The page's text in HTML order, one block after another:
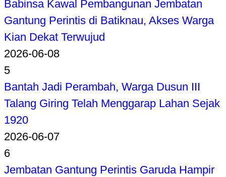
Babinsa Kawal Pembangunan Jembatan
Gantung Perintis di Batiknau, Akses Warga
Kian Dekat Terwujud
2026-06-08
5
Bantah Jadi Perambah, Warga Dusun III
Talang Giring Telah Menggarap Lahan Sejak
1920
2026-06-07
6
Jembatan Gantung Perintis Garuda Hampir